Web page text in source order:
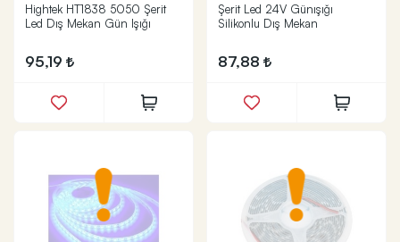
Hightek HT1838 5050 Şerit
Led Dış Mekan Gün Işığı
95,19
Şerit Led 24V Günışığı
Silikonlu Dış Mekan
87,88